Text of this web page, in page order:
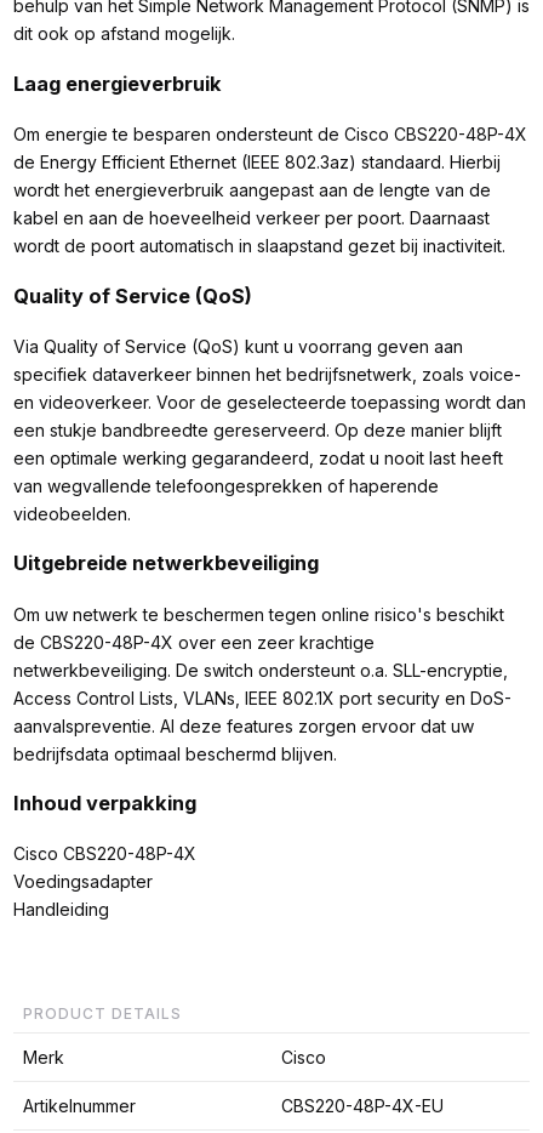
behulp van het Simple Network Management Protocol (SNMP) is
dit ook op afstand mogelijk.
Laag energieverbruik
Om energie te besparen ondersteunt de Cisco CBS220-48P-4X
de Energy Efficient Ethernet (IEEE 802.3az) standaard. Hierbij
wordt het energieverbruik aangepast aan de lengte van de
kabel en aan de hoeveelheid verkeer per poort. Daarnaast
wordt de poort automatisch in slaapstand gezet bij inactiviteit.
Quality of Service (QoS)
Via Quality of Service (QoS) kunt u voorrang geven aan
specifiek dataverkeer binnen het bedrijfsnetwerk, zoals voice-
en videoverkeer. Voor de geselecteerde toepassing wordt dan
een stukje bandbreedte gereserveerd. Op deze manier blijft
een optimale werking gegarandeerd, zodat u nooit last heeft
van wegvallende telefoongesprekken of haperende
videobeelden.
Uitgebreide netwerkbeveiliging
Om uw netwerk te beschermen tegen online risico's beschikt
de CBS220-48P-4X over een zeer krachtige
netwerkbeveiliging. De switch ondersteunt o.a. SLL-encryptie,
Access Control Lists, VLANs, IEEE 802.1X port security en DoS-
aanvalspreventie. Al deze features zorgen ervoor dat uw
bedrijfsdata optimaal beschermd blijven.
Inhoud verpakking
Cisco CBS220-48P-4X
Voedingsadapter
Handleiding
PRODUCT DETAILS
Merk Cisco
Artikelnummer CBS220-48P-4X-EU